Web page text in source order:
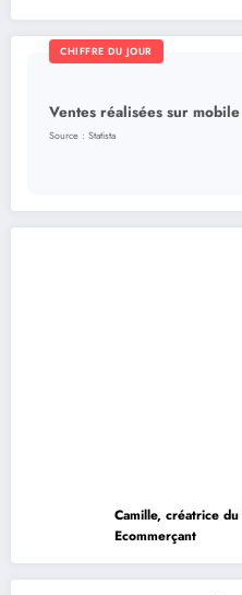
CHIFFRE DU JOUR
Ventes réalisées sur
Source : Statista
Camille, créatrice
Ecommerçant